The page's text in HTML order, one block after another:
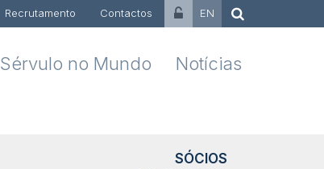
Recrutamento Contactos EN
Sérvulo no Mundo Notícias
SÓCIOS